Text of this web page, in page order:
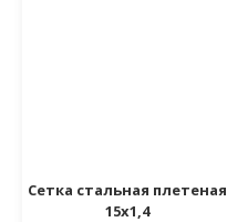
Сетка стальная плетеная
15х1,4